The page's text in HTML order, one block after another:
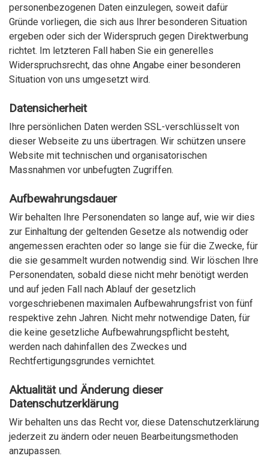
personenbezogenen Daten einzulegen, soweit dafür
Gründe vorliegen, die sich aus Ihrer besonderen Situation
ergeben oder sich der Widerspruch gegen Direktwerbung
richtet. Im letzteren Fall haben Sie ein generelles
Widerspruchsrecht, das ohne Angabe einer besonderen
Situation von uns umgesetzt wird.
Datensicherheit
Ihre persönlichen Daten werden SSL-verschlüsselt von
dieser Webseite zu uns übertragen. Wir schützen unsere
Website mit technischen und organisatorischen
Massnahmen vor unbefugten Zugriffen.
Aufbewahrungsdauer
Wir behalten Ihre Personendaten so lange auf, wie wir dies
zur Einhaltung der geltenden Gesetze als notwendig oder
angemessen erachten oder so lange sie für die Zwecke, für
die sie gesammelt wurden notwendig sind. Wir löschen Ihre
Personendaten, sobald diese nicht mehr benötigt werden
und auf jeden Fall nach Ablauf der gesetzlich
vorgeschriebenen maximalen Aufbewahrungsfrist von fünf
respektive zehn Jahren. Nicht mehr notwendige Daten, für
die keine gesetzliche Aufbewahrungspflicht besteht,
werden nach dahinfallen des Zweckes und
Rechtfertigungsgrundes vernichtet.
Aktualität und Änderung dieser
Datenschutzerklärung
Wir behalten uns das Recht vor, diese Datenschutzerklärung
jederzeit zu ändern oder neuen Bearbeitungsmethoden
anzupassen.